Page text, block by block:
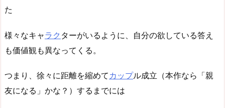
た
様々なキャラク ターがいるように、自分の欲している答え
も価値観も異なってくる。
つまり、徐々に距離を縮めて カップル成立（本作なら「親
友になる」かな？）するまでには